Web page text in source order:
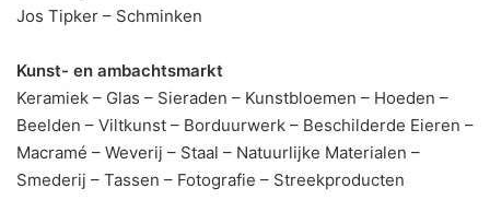
Jos Tipker – Schminken
Kunst- en ambachtsmarkt
Keramiek – Glas – Sieraden – Kunstbloemen – Hoeden –
Beelden – Viltkunst – Borduurwerk – Beschilderde Eieren –
Macramé – Weverij – Staal – Natuurlijke Materialen –
Smederij – Tassen – Fotografie – Streekproducten